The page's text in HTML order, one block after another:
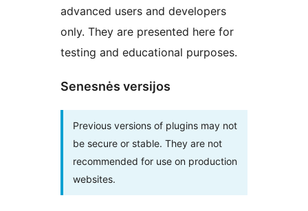
advanced users and developers
only. They are presented here for
testing and educational purposes.
Senesnės versijos
Previous versions of plugins may not
be secure or stable. They are not
recommended for use on production
websites.